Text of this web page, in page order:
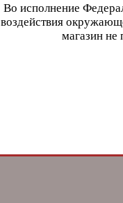
Во исполнение
воздействия
магазин